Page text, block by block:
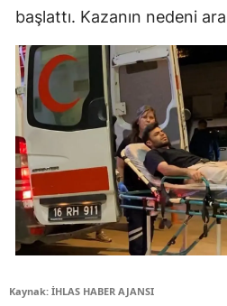
başlattı. Kazanın nedeni
Kaynak: İHLAS HABER AJANSI